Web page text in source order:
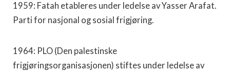
1959: Fatah etableres under ledelse av Yasser Arafat.
Parti for nasjonal og sosial frigjøring.
1964: PLO (Den palestinske
frigjøringsorganisasjonen) stiftes under ledelse av